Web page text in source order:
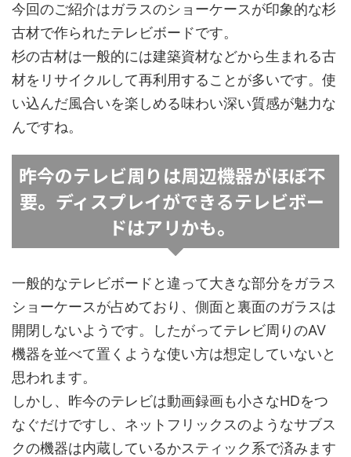
今回のご紹介はガラスのショーケースが印象的な杉
古材で作られたテレビボードです。
杉の古材は一般的には建築資材などから生まれる古
材をリサイクルして再利用することが多いです。使
い込んだ風合いを楽しめる味わい深い質感が魅力な
んですね。
昨今のテレビ周りは周辺機器がほぼ不
要。ディスプレイができるテレビボー
ドはアリかも。
一般的なテレビボードと違って大きな部分をガラス
ショーケースが占めており、側面と裏面のガラスは
開閉しないようです。したがってテレビ周りのAV
機器を並べて置くような使い方は想定していないと
思われます。
しかし、昨今のテレビは動画録画も小さなHDをつ
なぐだけですし、ネットフリックスのようなサブス
クの機器は内蔵しているかスティック系で済みます